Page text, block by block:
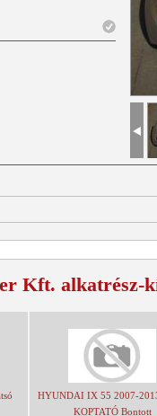
Kft. alkatrész-
HYUNDAI IX 55 2007-
KOPTATÓ Bontott